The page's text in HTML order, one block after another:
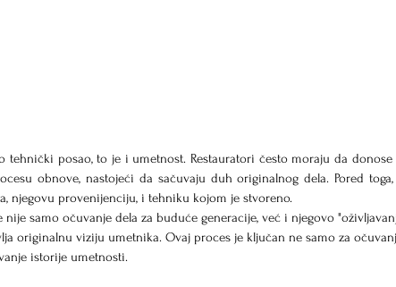
tehnički posao, to je i umetnost. Restauratori često moraju da
obnove, nastojeći da sačuvaju duh originalnog dela. Pored
njegovu provenijenciju, i tehniku kojom je stvoreno.
samo očuvanje dela za buduće generacije, već i njegovo
originalnu viziju umetnika. Ovaj proces je ključan ne samo za
istorije umetnosti.